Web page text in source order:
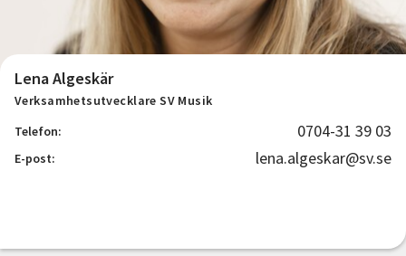
Lena Algeskär
Verksamhetsutvecklare SV Musik
Telefon:
0704-31 39 03
E-post: lena.algeskar@sv.se